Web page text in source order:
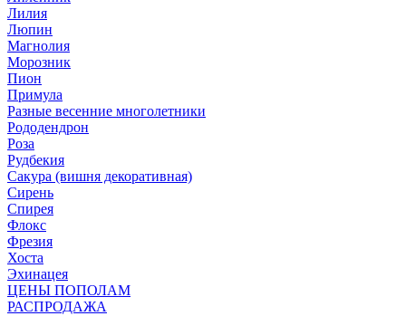
Лилия
Люпин
Магнолия
Морозник
Пион
Примула
Разные весенние многолетники
Рододендрон
Роза
Рудбекия
Сакура (вишня декоративная)
Сирень
Спирея
Флокс
Фрезия
Хоста
Эхинацея
ЦЕНЫ ПОПОЛАМ
РАСПРОДАЖА